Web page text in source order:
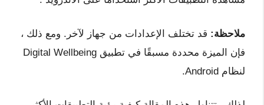
ملاحظة: قد تختلف الإعدادات من جهاز لآخر. ومع ذلك ،
فإن الميزة محددة مسبقًا في تطبيق Digital Wellbeing
لنظام Android.